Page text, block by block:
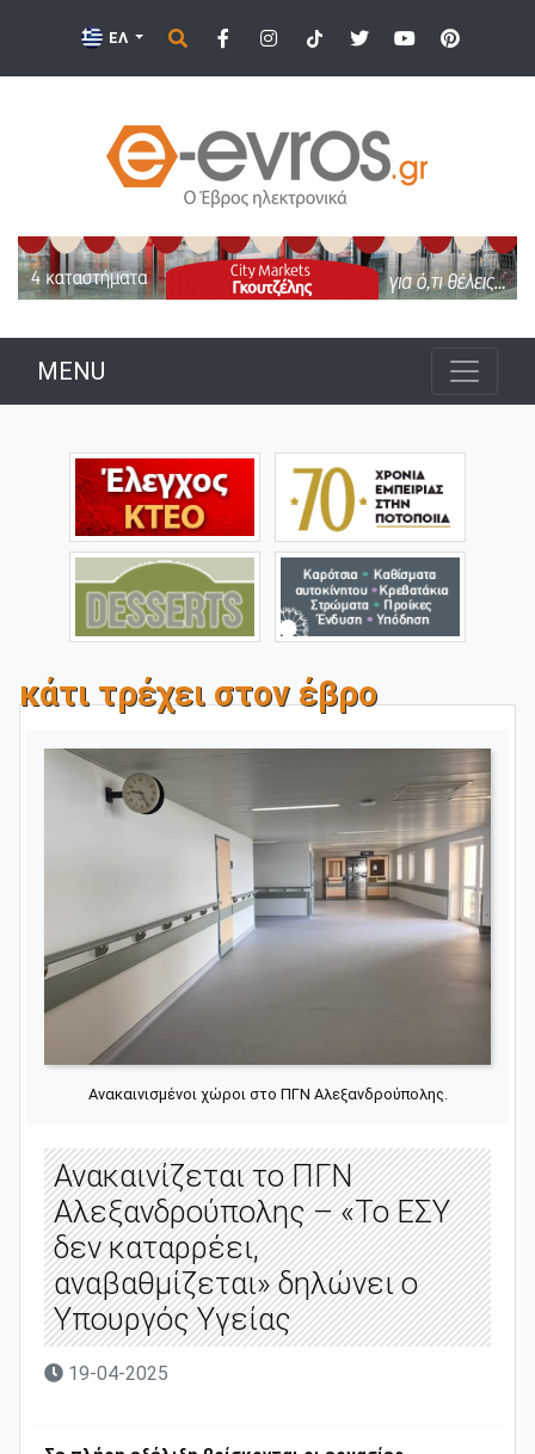
ΕΛ
MENU
κάτι τρέχει στον έβρο
Ανακαινισμένοι χώροι στο ΠΓΝ Αλεξανδρούπολης.
Ανακαινίζεται το ΠΓΝ
Αλεξανδρούπολης – «Το ΕΣΥ
δεν καταρρέει,
αναβαθμίζεται» δηλώνει ο
Υπουργός Υγείας
19-04-2025